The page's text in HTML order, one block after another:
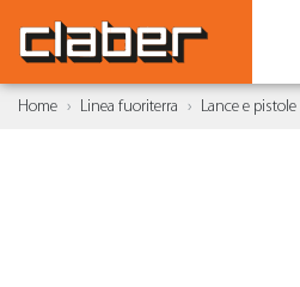
Home Linea fuoriterra Lance e pistole